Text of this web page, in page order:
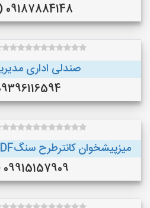
09187884148 (سنندج )
صندلی اداری
09396116594
میزپیشخوان کانترطرح سنگMDF هایگلس لوازم مطب
09915157909 (قزوین)